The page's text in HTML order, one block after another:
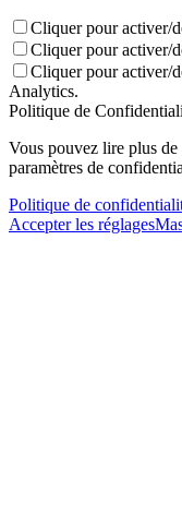
Cliquer pour activer/
Cliquer pour activer/
Cliquer pour activer/
Analytics.
Politique de
Vous pouvez lire plus de
paramètres de
Politique de
Accepter les réglages